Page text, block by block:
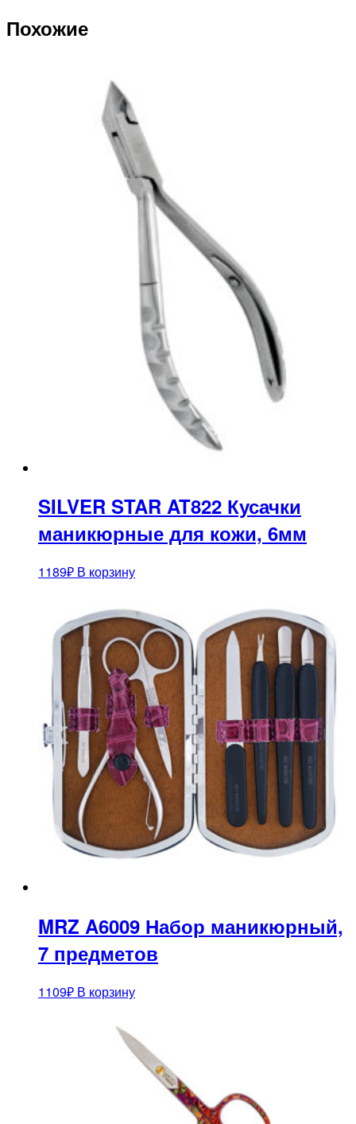
Похожие
SILVER STAR AT822 Кусачки
маникюрные для кожи, 6мм
1189₽ В корзину
MRZ A6009 Набор маникюрный,
7 предметов
1109₽ В корзину